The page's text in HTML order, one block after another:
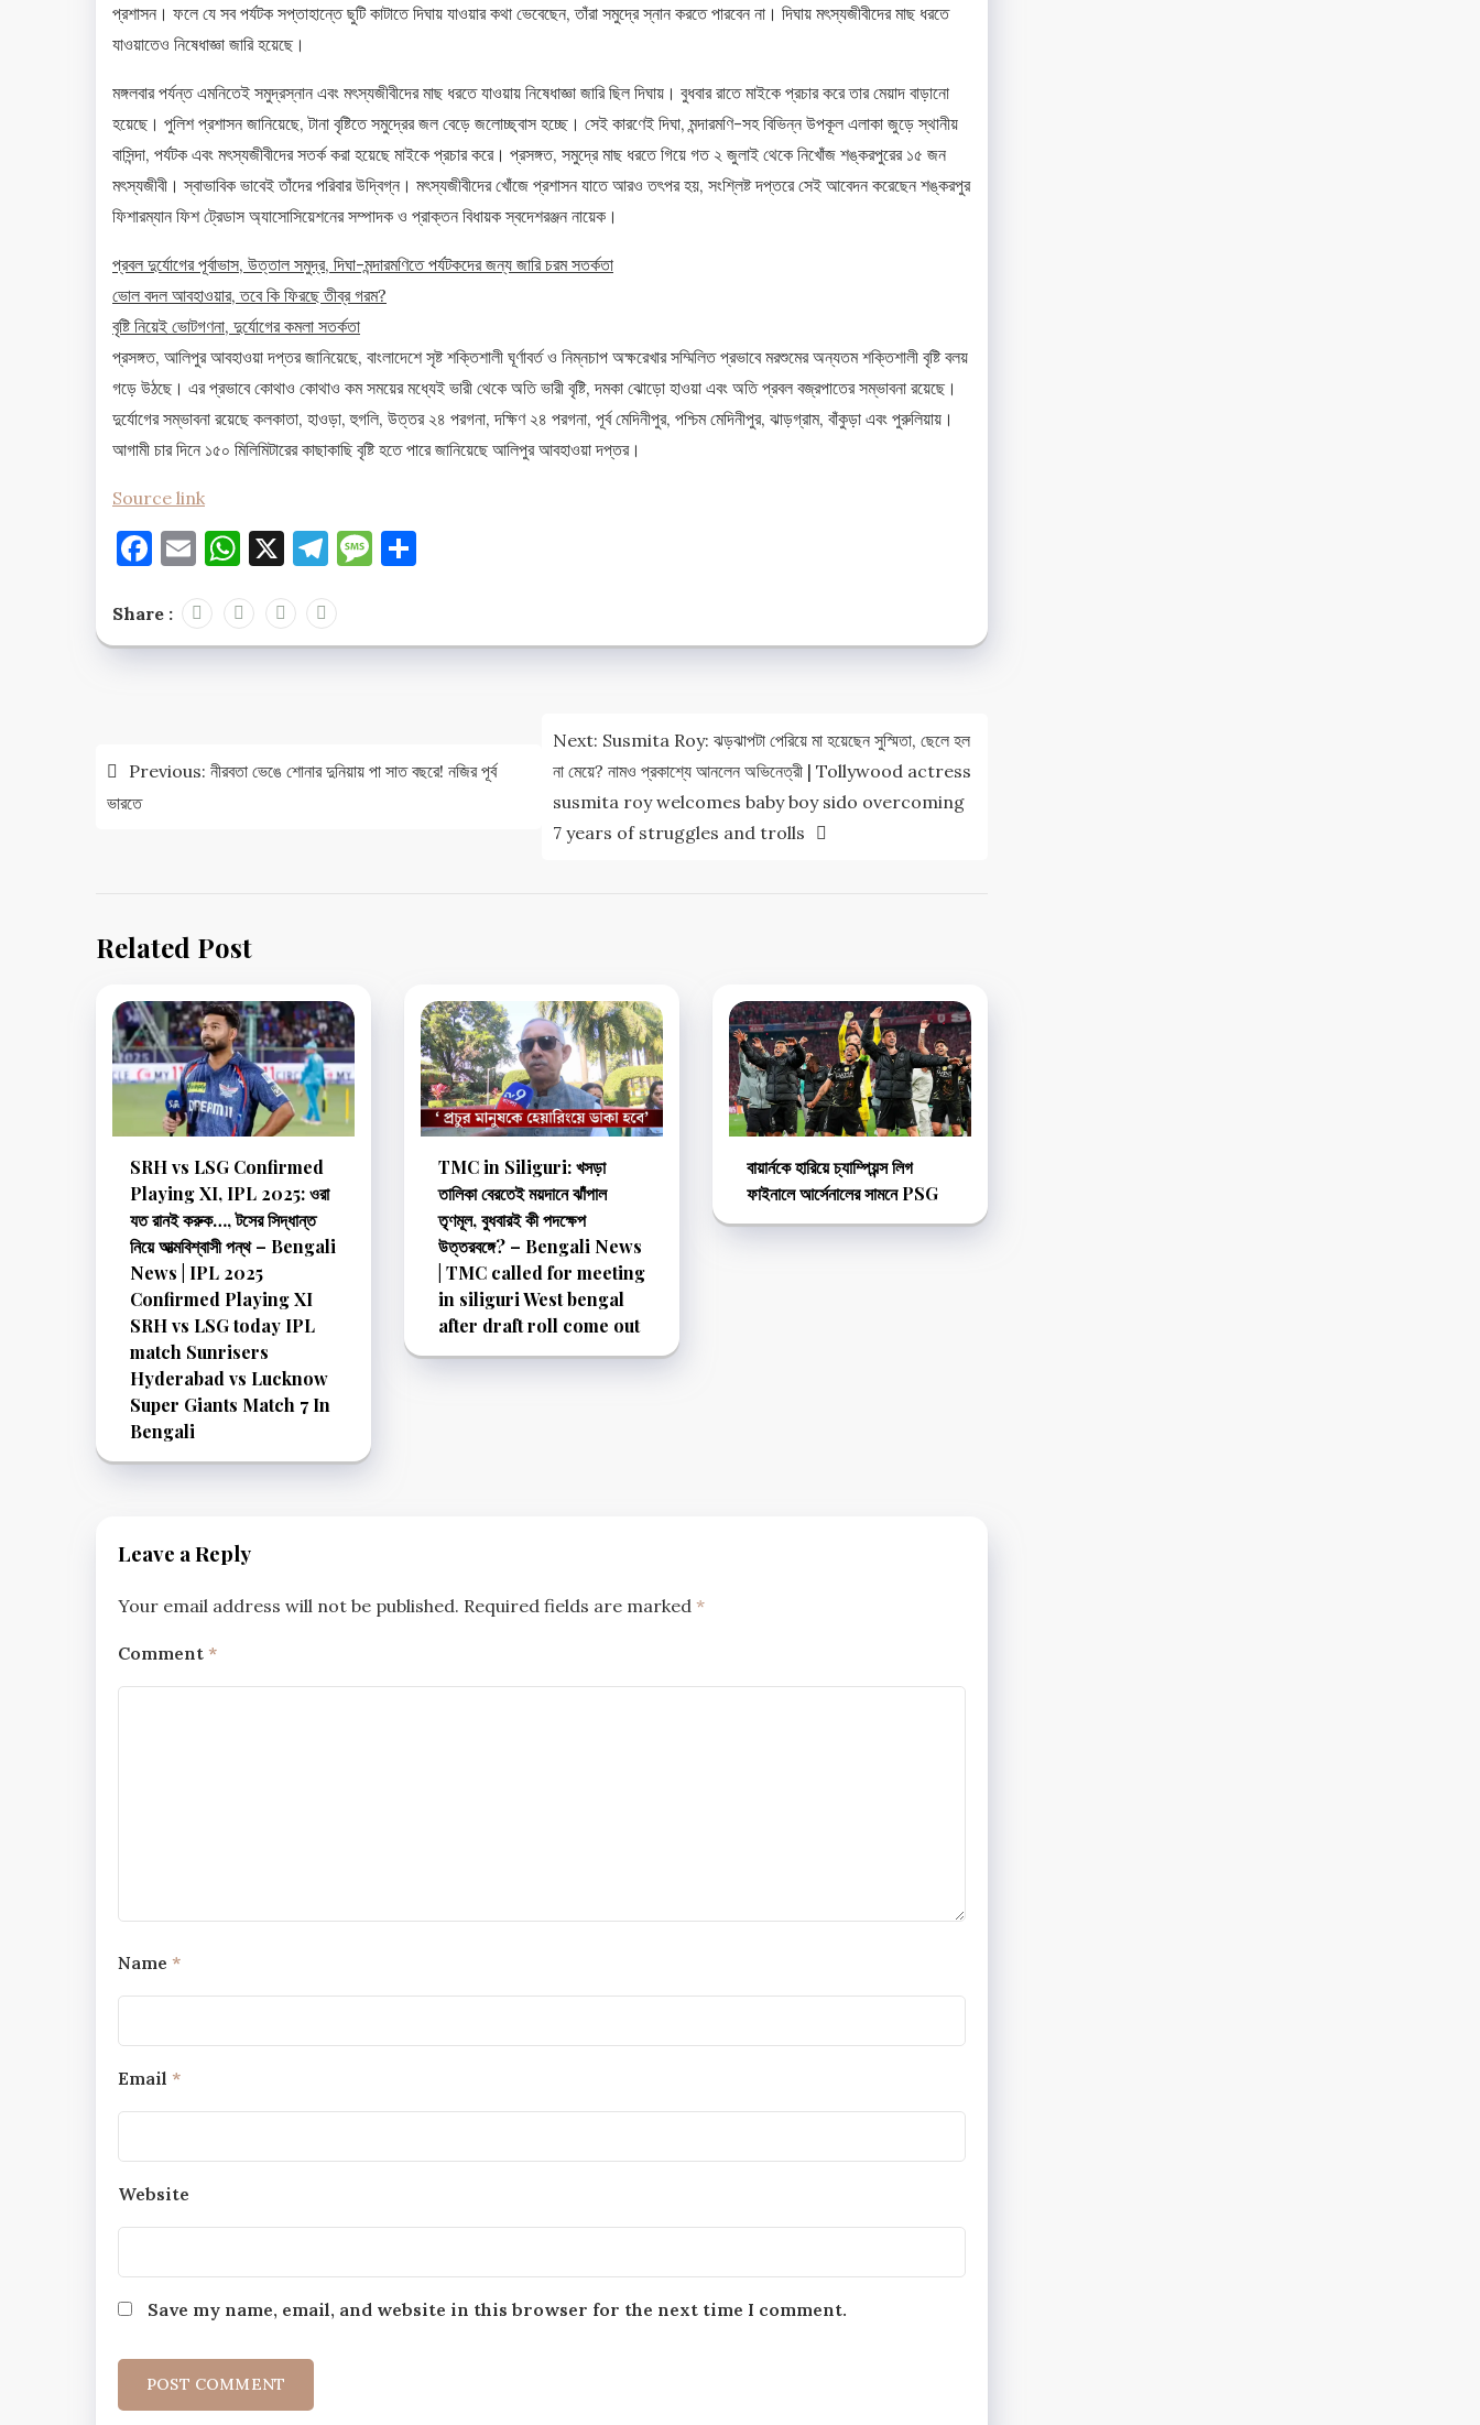
প্রশাসন। ফলে যে সব পর্যটক সপ্তাহান্তে ছুটি কাটাতে দিঘায় যাওয়ার কথা ভেবেছেন, তাঁরা সমুদ্রে স্নান করতে পারবেন না। দিঘায় মৎস্যজীবীদের মাছ ধরতে
যাওয়াতেও নিষেধাজ্ঞা জারি হয়েছে।
মঙ্গলবার পর্যন্ত এমনিতেই সমুদ্রস্নান এবং মৎস্যজীবীদের মাছ ধরতে যাওয়ায় নিষেধাজ্ঞা জারি ছিল দিঘায়। বুধবার রাতে মাইকে প্রচার করে তার মেয়াদ বাড়ানো
হয়েছে। পুলিশ প্রশাসন জানিয়েছে, টানা বৃষ্টিতে সমুদ্রের জল বেড়ে জলোচ্ছ্বাস হচ্ছে। সেই কারণেই দিঘা, মন্দারমণি-সহ বিভিন্ন উপকূল এলাকা জুড়ে স্থানীয়
বাসিন্দা, পর্যটক এবং মৎস্যজীবীদের সতর্ক করা হয়েছে মাইকে প্রচার করে। প্রসঙ্গত, সমুদ্রে মাছ ধরতে গিয়ে গত ২ জুলাই থেকে নিখোঁজ শঙ্করপুরের ১৫ জন
মৎস্যজীবী। স্বাভাবিক ভাবেই তাঁদের পরিবার উদ্বিগ্ন। মৎস্যজীবীদের খোঁজে প্রশাসন যাতে আরও তৎপর হয়, সংশ্লিষ্ট দপ্তরে সেই আবেদন করেছেন শঙ্করপুর
ফিশারম্যান ফিশ ট্রেডাস অ্যাসোসিয়েশনের সম্পাদক ও প্রাক্তন বিধায়ক স্বদেশরঞ্জন নায়েক।
প্রবল দুর্যোগের পূর্বাভাস, উত্তাল সমুদ্র, দিঘা-মন্দারমণিতে পর্যটকদের জন্য জারি চরম সতর্কতা
ভোল বদল আবহাওয়ার, তবে কি ফিরছে তীব্র গরম?
বৃষ্টি নিয়েই ভোটগণনা, দুর্যোগের কমলা সতর্কতা
প্রসঙ্গত, আলিপুর আবহাওয়া দপ্তর জানিয়েছে, বাংলাদেশে সৃষ্ট শক্তিশালী ঘূর্ণাবর্ত ও নিম্নচাপ অক্ষরেখার সম্মিলিত প্রভাবে মরশুমের অন্যতম শক্তিশালী বৃষ্টি বলয়
গড়ে উঠছে। এর প্রভাবে কোথাও কোথাও কম সময়ের মধ্যেই ভারী থেকে অতি ভারী বৃষ্টি, দমকা ঝোড়ো হাওয়া এবং অতি প্রবল বজ্রপাতের সম্ভাবনা রয়েছে।
দুর্যোগের সম্ভাবনা রয়েছে কলকাতা, হাওড়া, হুগলি, উত্তর ২৪ পরগনা, দক্ষিণ ২৪ পরগনা, পূর্ব মেদিনীপুর, পশ্চিম মেদিনীপুর, ঝাড়গ্রাম, বাঁকুড়া এবং পুরুলিয়ায়।
আগামী চার দিনে ১৫০ মিলিমিটারের কাছাকাছি বৃষ্টি হতে পারে জানিয়েছে আলিপুর আবহাওয়া দপ্তর।
Source link
Facebook
EmailWhatsApp
X Telegram
Message
Share :
navigation
Previous: নীরবতা ভেঙে শোনার দুনিয়ায় পা সাত বছরে! নজির পূর্ব
ভারতে
Next: Susmita Roy: ঝড়ঝাপটা পেরিয়ে মা হয়েছেন সুস্মিতা, ছেলে হল
না মেয়ে? নামও প্রকাশ্যে আনলেন অভিনেত্রী | Tollywood actress
susmita roy welcomes baby boy sido overcoming
7 years of struggles and trolls
Related Post
SRH vs LSG Confirmed
Playing XI, IPL 2025: ওরা
যত রানই করুক…, টসের সিদ্ধান্ত
নিয়ে আত্মবিশ্বাসী পন্থ – Bengali
News | IPL 2025
Confirmed Playing XI
SRH vs LSG today IPL
match Sunrisers
Hyderabad vs Lucknow
Super Giants Match 7 In
Bengali
TMC in Siliguri: খসড়া
তালিকা বেরতেই ময়দানে ঝাঁপাল
তৃণমূল, বুধবারই কী পদক্ষেপ
উত্তরবঙ্গে? – Bengali News
| TMC called for meeting
in siliguri West bengal
after draft roll come out
বায়ার্নকে হারিয়ে চ্যাম্পিয়ন্স লিগ
ফাইনালে আর্সেনালের সামনে PSG
Leave a Reply
Your email address will not be published. Required fields are marked *
Comment *
Name *
Email *
Website
Save my name, email, and website in this browser for the next time I comment.